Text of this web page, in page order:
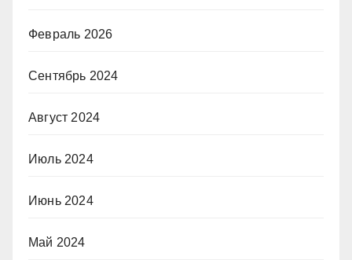
Февраль 2026
Сентябрь 2024
Август 2024
Июль 2024
Июнь 2024
Май 2024